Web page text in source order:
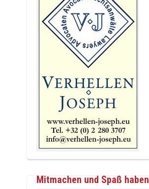
Mitmachen und Spaß haben